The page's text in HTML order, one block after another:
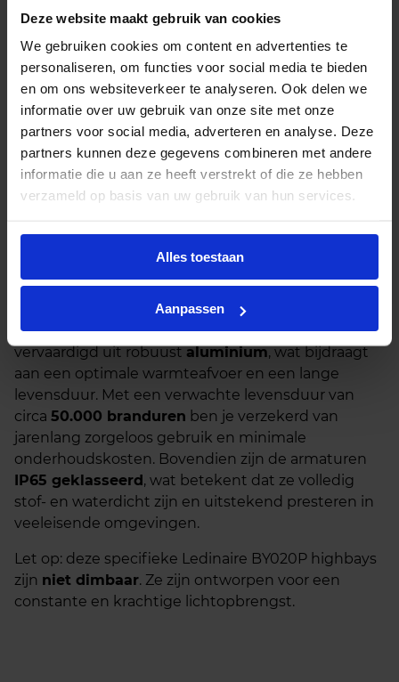
Deze website maakt gebruik van cookies
We gebruiken cookies om content en advertenties te
personaliseren, om functies voor social media te bieden
en om ons websiteverkeer te analyseren. Ook delen we
informatie over uw gebruik van onze site met onze
partners voor social media, adverteren en analyse. Deze
partners kunnen deze gegevens combineren met andere
informatie die u aan ze heeft verstrekt of die ze hebben
verzameld op basis van uw gebruik van hun services.
Alles toestaan
Aanpassen
De94W variant levert een indrukwekkende
10.500 lumen met een efficiëntie van
112 lumen
per Watt
De 168W variantzorgt voor maar liefst20.500
lumen en een hoge efficiëntie van122 lumen
per Watt.
Beide varianten bieden een heldere koel witte
lichtkleur van 4000K en een gerichte
specifiek verlichten van werkgebieden.
Duurzaam en Onderhoudsarm
De behuizing van deze Philips highbays is
vervaardigd uit robuustaluminium, wat bijdraagt
aan een optimale warmteafvoer en een lange
levensduur. Met een verwachte levensduur van
circa 50.000 branduren ben je verzekerd van
jarenlang zorgeloos gebruik en minimale
onderhoudskosten. Bovendien zijn de armaturen
IP65 geklasseerd, wat betekent dat ze volledig
stof- en waterdicht zijn en uitstekend presteren in
veeleisende omgevingen.
Let op: deze specifieke Ledinaire BY020P highbays
zijn niet dimbaar. Ze zijn ontworpen voor een
constante en krachtige lichtopbrengst.